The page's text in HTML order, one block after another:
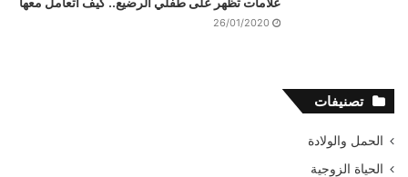
26/01/2020
تصنيفات
الحمل والولادة
الحياة الزوجية